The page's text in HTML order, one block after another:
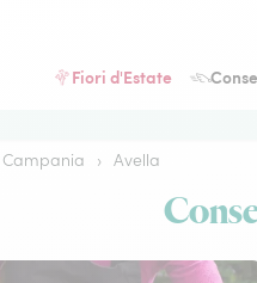
Fiori d'Estate
Campania › Avella